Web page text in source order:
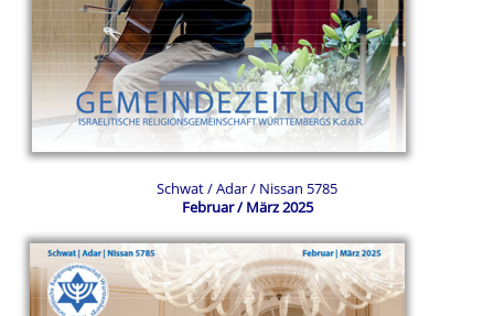
Schwat / Adar / Nissan 5785
Februar / März 2025